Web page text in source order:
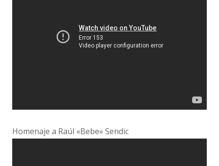
Homenaje a Raúl «Bebe» Sendic